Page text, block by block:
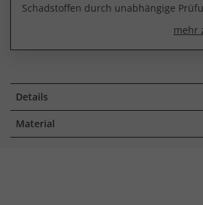
Schadstoffen durch unabhängige
mehr
Details
Material